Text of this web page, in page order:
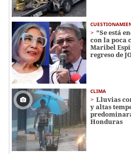
"Se está
con la poca
Maribel
regreso de
CLIMA
Lluvias
y altas
Honduras